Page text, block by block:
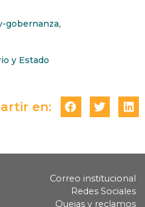
gobernanza,
y Estado
en:
Correo institucional
Redes Sociales
Quejas y reclamos